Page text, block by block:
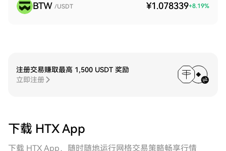
BTW /USDT ¥1.078339+8.19%
注册交易赚取最高 1,500 USDT 奖励
立即注册
下载 HTX App
下载 HTX App，随时随地运行网格交易策略畅享行情